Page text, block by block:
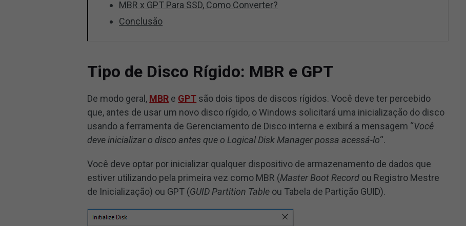
MBR x GPT Para SSD, Como Converter?
Conclusão
Tipo de Disco Rígido: MBR e GPT
De modo geral, MBR e GPT são dois tipos de discos rígidos. Você deve ter percebido
que, antes de usar um novo disco rígido, o Windows solicitará uma inicialização do disco
usando a ferramenta de Gerenciamento de Disco interna e exibirá a mensagem “Você
deve inicializar o disco antes que o Logical Disk Manager possa acessá-lo“.
Você deve optar por inicializar qualquer dispositivo de armazenamento de dados que
estiver utilizando pela primeira vez como MBR (Master Boot Record ou Registro Mestre
de Inicialização) ou GPT (GUID Partition Table ou Tabela de Partição GUID).